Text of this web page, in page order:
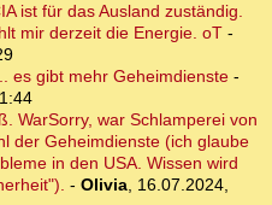
ist für das Ausland zuständig.
mir derzeit die Energie. oT -
es gibt mehr Geheimdienste-
WarSorry, war Schlamperei von
der Geheimdienste (ich glaube
in den USA. Wissen wird
- Olivia, 16.07.2024,